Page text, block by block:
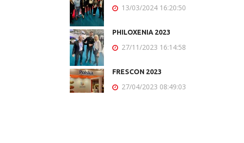
13/03/2024 16:20:50
PHILOXENIA 2023
27/11/2023 16:14:58
FRESCON 2023
27/04/2023 08:49:03